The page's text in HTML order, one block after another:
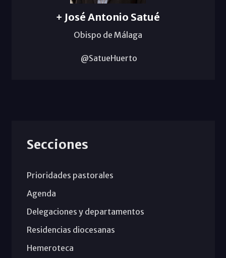
+ José Antonio Satué
Obispo de Málaga
@SatueHuerto
Secciones
Prioridades pastorales
Agenda
Delegaciones y departamentos
Residencias diocesanas
Hemeroteca